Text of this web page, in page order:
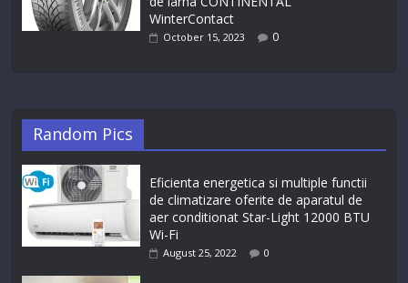
WinterContact
October 15, 2023 0
Random Pics
Eficienta energetica si multiple functii
de climatizare oferite de aparatul de
aer conditionat Star-Light 12000 BTU
Wi-Fi
August 25, 2022 0